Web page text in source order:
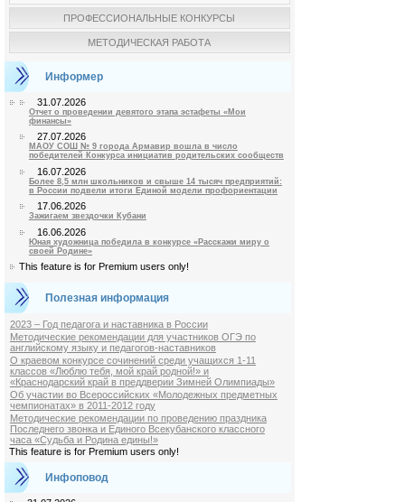
ПРОФЕССИОНАЛЬНЫЕ КОНКУРСЫ
МЕТОДИЧЕСКАЯ РАБОТА
Информер
31.07.2026
Отчет о проведении девятого этапа эстафеты «Мои
финансы»
27.07.2026
МАОУ СОШ № 9 города Армавир вошла в число
победителей Конкурса инициатив родительских сообществ
16.07.2026
Более 8,5 млн школьников и свыше 14 тысяч предприятий:
в России подвели итоги Единой модели профориентации
17.06.2026
Зажигаем звездочки Кубани
16.06.2026
Юная художница победила в конкурсе «Расскажи миру о
своей Родине»
This feature is for Premium users only!
Полезная информация
2023 – Год педагога и наставника в России
Методические рекомендации для участников ОГЭ по
английскому языку и педагогов-наставников
О краевом конкурсе сочинений среди учащихся 1-11
классов «Люблю тебя, мой край родной!» и
«Краснодарский край в преддверии Зимней Олимпиады»
Об участии во Всероссийских «Молодежных предметных
чемпионатах» в 2011-2012 году
Методические рекомендации по проведению праздника
Последнего звонка и Единого Всекубанского классного
часа «Судьба и Родина едины!»
This feature is for Premium users only!
Инфоповод